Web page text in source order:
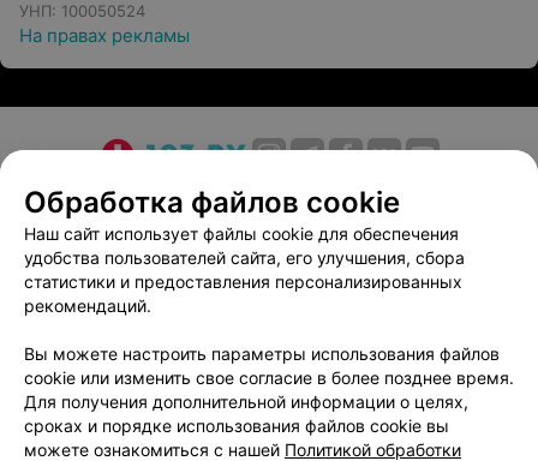
УНП: 100050524
На правах рекламы
О проекте Новости проекта
Размещение рекламы
Медицинский маркетинг
Публичный договор
Пользовательское соглашение
Способы оплаты
Вакансии
Партнеры
Написать в поддержку
Персональные настройки cookie
Обработка персональных данных
Обработка файлов cookie
Наш сайт использует файлы cookie для обеспечения
удобства пользователей сайта, его улучшения, сбора
статистики и предоставления персонализированных
рекомендаций.
Вы можете настроить параметры использования файлов
cookie или изменить свое согласие в более позднее время.
Для получения дополнительной информации о целях,
сроках и порядке использования файлов cookie вы
можете ознакомиться с нашей Политикой обработки